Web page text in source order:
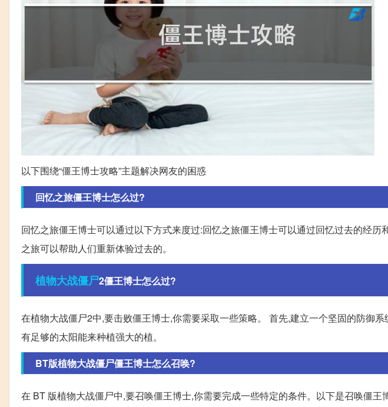
以下围绕“僵王博士攻略”主题解决网友的困惑
回忆之旅僵王博士怎么过?
回忆之旅僵王博士可以通过以下方式来度过:回忆之旅僵王博士可以通过回忆过去的经
之旅可以帮助人们重新体验过去的。
植物大战僵尸2僵王博士怎么过?
在植物大战僵尸2中,要击败僵王博士,你需要采取一些策略。 首先,建立一个坚固的防御
有足够的太阳能来种植强大的植。
BT版植物大战僵尸僵王博士怎么召唤?
在 BT 版植物大战僵尸中,要召唤僵王博士,你需要完成一些特定的条件。以下是召唤僵